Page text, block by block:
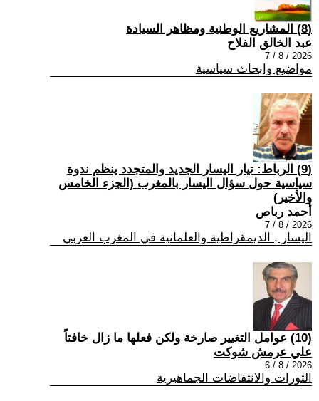
(8) المشاريع الوطنية ومظاهر السيادة
عبد الخالق الفلاح
2026 / 8 / 7
مواضيع وابحاث سياسية
(9) الرباط: تيار اليسار الجديد والمتجدد ينظم ندوة
سياسية حول سؤال اليسار بالمغرب (الجزء الخامس
والأخير)
أحمد رباص
2026 / 8 / 7
اليسار , الديمقراطية والعلمانية في المغرب العربي
(10) عوامل التغيير صارخة ولكن فعلها ما زال خافتاً
علي عرمش شوكت
2026 / 8 / 6
الثورات والانتفاضات الجماهيرية